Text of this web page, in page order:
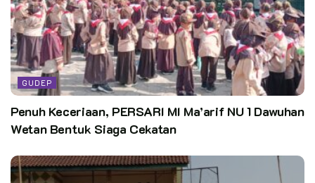
GUDEP
Penuh Keceriaan, PERSARI MI Ma’arif NU 1 Dawuhan
Wetan Bentuk Siaga Cekatan